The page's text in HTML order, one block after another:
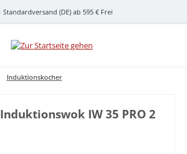
Standardversand (DE) ab 595 € Frei
Induktionskocher
IW 35 PRO 2